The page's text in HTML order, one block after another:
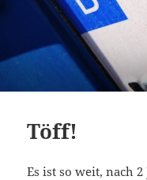
Töff!
Es ist so weit, nach